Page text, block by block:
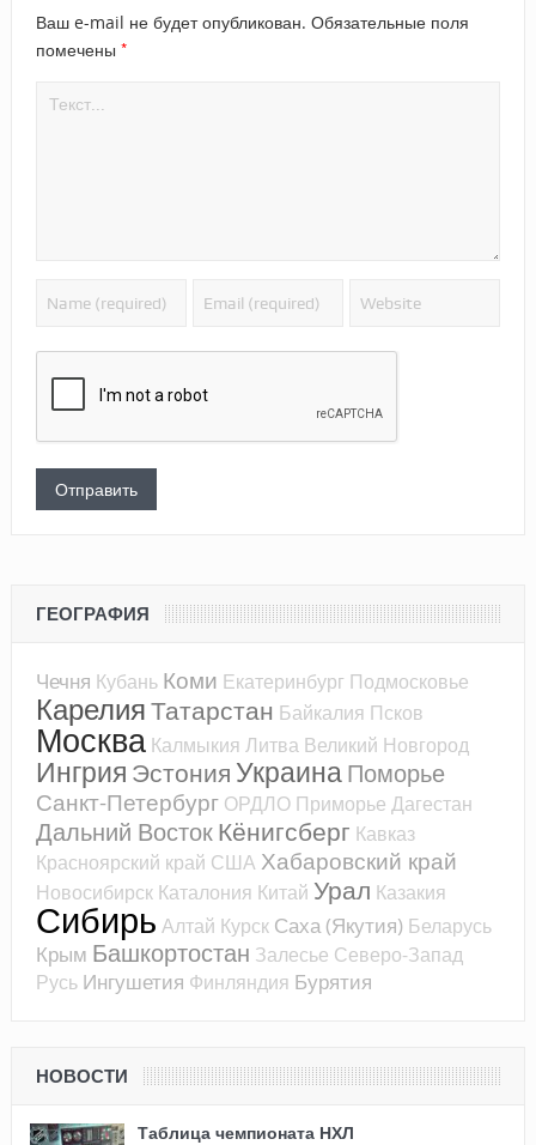
Ваш e-mail не будет опубликован. Обязательные поля
помечены *
ГЕОГРАФИЯ
Чечня Кубань Коми Екатеринбург Подмосковье
КарелияТатарстан Байкалия Псков
Москва Калмыкия Литва Великий Новгород
Ингрия Эстония УкраинаПоморье
Санкт-Петербург ОРДЛО Приморье Дагестан
Дальний ВостокКёнигсберг Кавказ
Красноярский край США Хабаровский край
Новосибирск Каталония Китай Урал Казакия
Сибирь Алтай Курск Саха (Якутия) Беларусь
Крым Башкортостан Залесье Северо-Запад
Русь Ингушетия Финляндия Бурятия
НОВОСТИ
Таблица чемпионата НХЛ